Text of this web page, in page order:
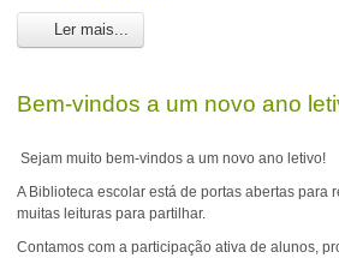
Ler mais...
Bem-vindos a um novo ano
Sejam muito bem-vindos a um novo ano letivo!
A Biblioteca escolar está de portas abertas
muitas leituras para partilhar.
Contamos com a participação ativa de alunos,